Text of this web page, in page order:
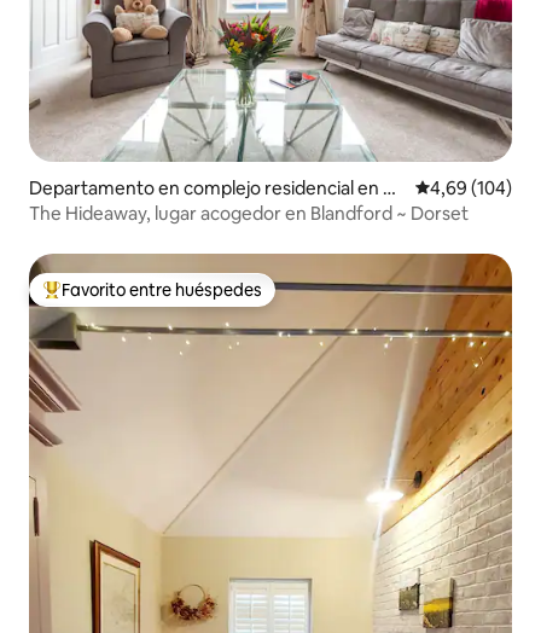
Departamento en complejo residencial en Bl
andford Forum
Calificación
4,69 (104)
The Hideaway, lugar acogedor en Blandford ~ Dorset
Favorito entre los huéspedes más destacados
Favorito entre huéspedes